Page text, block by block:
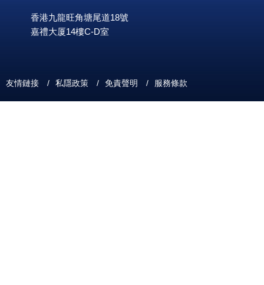
香港九龍旺角塘尾道18號
嘉禮大厦14樓C-D室
友情鏈接 / 私隱政策 / 免責聲明 / 服務條款